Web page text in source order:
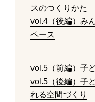
スのつくりかた
vol.4（後編）み
ペース
vol.5（前編）子
vol.5（後編）子
れる空間づくり